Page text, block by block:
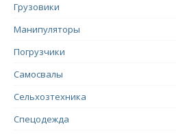
Грузовики
Манипуляторы
Погрузчики
Самосвалы
Сельхозтехника
Спецодежда